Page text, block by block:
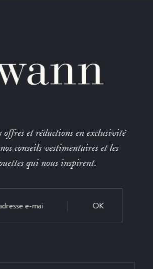
offres et réductions en exclusivité
conseils vestimentaires et les
qui nous inspirent.
OK